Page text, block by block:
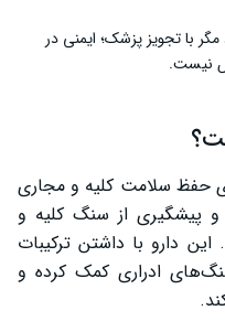
با تجویز پزشک؛ ایمنی در
نیست.
حفظ سلامت کلیه و مجاری
و پیشگیری از سنگ کلیه و
دارو با داشتن ترکیبات
ادراری کمک کرده و